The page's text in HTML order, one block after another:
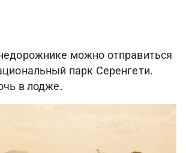
можно отправиться
парк Серенгети.
в лодже.